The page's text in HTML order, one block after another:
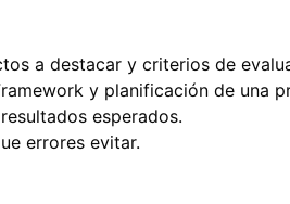
a destacar y criterios de
y planificación de una
esperados.
errores evitar.